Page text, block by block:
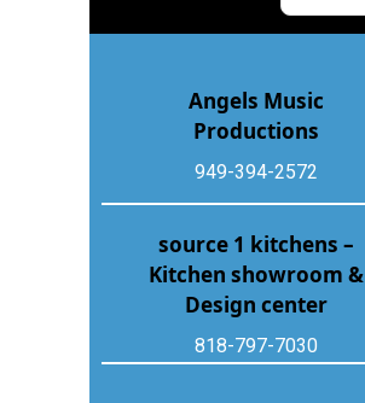
Angels Music
Productions
949-394-2572
source 1 kitchens –
Kitchen showroom &
Design center
818-797-7030